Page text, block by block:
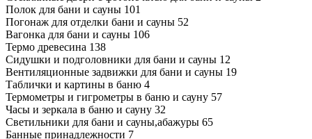
Полок для бани и сауны 101
Погонаж для отделки бани и сауны 52
Вагонка для бани и сауны 106
Термо древесина 138
Сидушки и подголовники для бани и сауны 12
Вентиляционные задвижки для бани и сауны 19
Таблички и картины в баню 4
Термометры и гигрометры в баню и сауну 57
Часы и зеркала в баню и сауну 32
Светильники для бани и сауны,абажуры 65
Банные принадлежности 7